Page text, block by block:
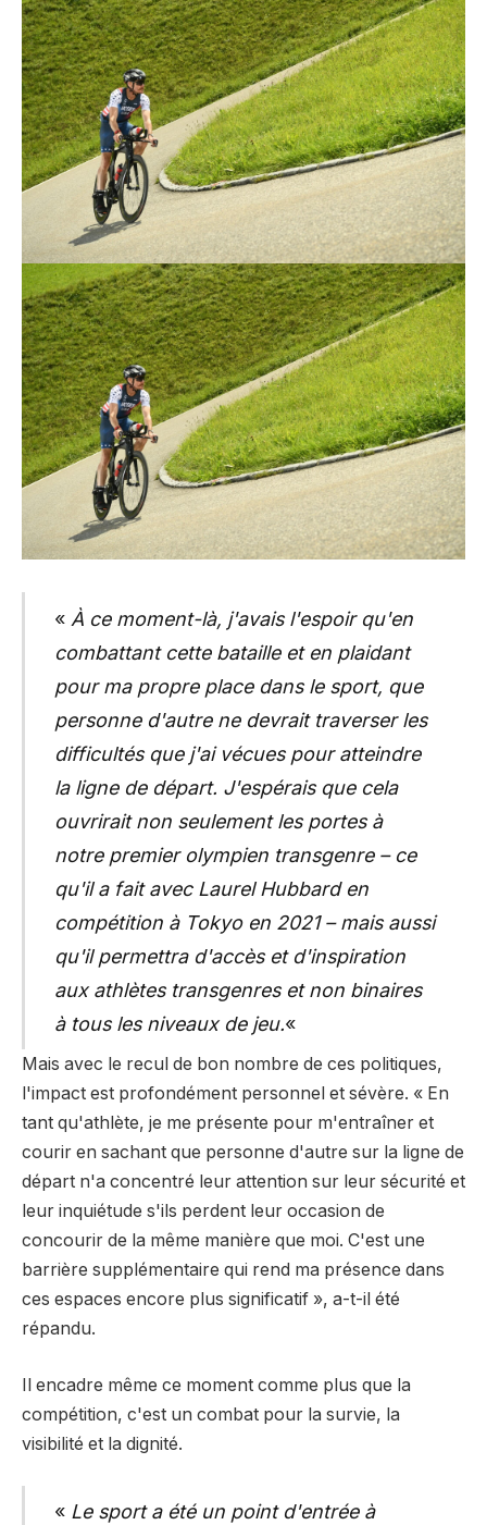
« À ce moment-là, j'avais l'espoir qu'en
combattant cette bataille et en plaidant
pour ma propre place dans le sport, que
personne d'autre ne devrait traverser les
difficultés que j'ai vécues pour atteindre
la ligne de départ. J'espérais que cela
ouvrirait non seulement les portes à
notre premier olympien transgenre – ce
qu'il a fait avec Laurel Hubbard en
compétition à Tokyo en 2021 – mais aussi
qu'il permettra d'accès et d'inspiration
aux athlètes transgenres et non binaires
à tous les niveaux de jeu.«
Mais avec le recul de bon nombre de ces politiques,
l'impact est profondément personnel et sévère. « En
tant qu'athlète, je me présente pour m'entraîner et
courir en sachant que personne d'autre sur la ligne de
départ n'a concentré leur attention sur leur sécurité et
leur inquiétude s'ils perdent leur occasion de
concourir de la même manière que moi. C'est une
barrière supplémentaire qui rend ma présence dans
ces espaces encore plus significatif », a-t-il été
répandu.
Il encadre même ce moment comme plus que la
compétition, c'est un combat pour la survie, la
visibilité et la dignité.
« Le sport a été un point d'entrée à